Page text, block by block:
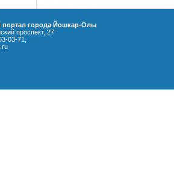
города Йошкар-Олы
проспект, 27
03-71,